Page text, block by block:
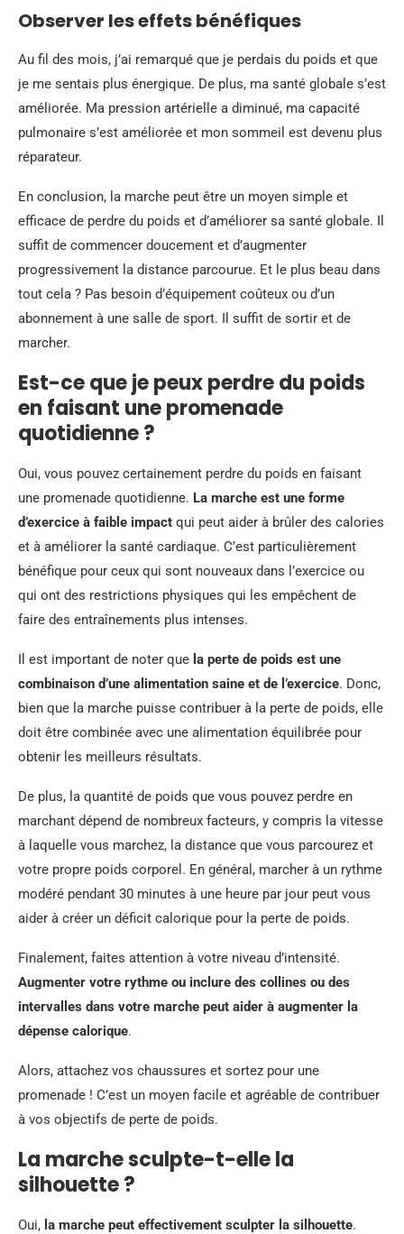
Observer leseffets bénéfiques
Au fil des mois, j’ai remarqué que je perdais du poids et que
je me sentais plus énergique. De plus, ma santé globale s’est
améliorée. Ma pression artérielle a diminué, ma capacité
pulmonaire s’est améliorée et mon sommeil est devenu plus
réparateur.
En conclusion, la marche peut être un moyen simple et
efficace de perdre du poids et d’améliorer sa santé globale. Il
suffit de commencer doucement et d’augmenter
progressivement la distance parcourue. Et le plus beau dans
tout cela ? Pas besoin d’équipement coûteux ou d’un
abonnement à une salle de sport. Il suffit de sortir et de
marcher.
Est-ce que je peux perdre du poids
en faisant une promenade
quotidienne ?
Oui, vous pouvez certainement perdre du poids en faisant
une promenade quotidienne. La marche est une forme
d’exercice à faible impact qui peut aider à brûler des calories
et à améliorer la santé cardiaque. C’est particulièrement
bénéfique pour ceux qui sont nouveaux dans l’exercice ou
qui ont des restrictions physiques qui les empêchent de
faire des entraînements plus intenses.
Il est important de noter que la perte de poids est une
combinaison d’une alimentation saine et de l’exercice. Donc,
bien que la marche puisse contribuer à la perte de poids, elle
doit être combinée avec une alimentation équilibrée pour
obtenir les meilleurs résultats.
De plus, la quantité de poids que vous pouvez perdre en
marchant dépend de nombreux facteurs, y compris la vitesse
à laquelle vous marchez, la distance que vous parcourez et
votre propre poids corporel. En général, marcher à un rythme
modéré pendant 30 minutes à une heure par jour peut vous
aider à créer un déficit calorique pour la perte de poids.
Finalement, faites attention à votre niveau d’intensité.
Augmenter votre rythme ou inclure des collines ou des
intervalles dans votre marche peut aider à augmenter la
dépense calorique.
Alors, attachez vos chaussures et sortez pour une
promenade ! C’est un moyen facile et agréable de contribuer
à vos objectifs de perte de poids.
La marche sculpte-t-elle la
silhouette ?
Oui, la marche peut effectivement sculpter la silhouette.